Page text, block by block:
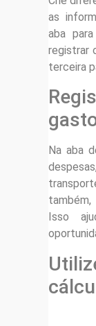
as
aba
registrar
terceira
Na aba
Isso